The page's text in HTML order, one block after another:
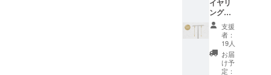
次発送
予定で
す。
ザイン
が変わ
る場合
がござ
いま
す。 ・
送料と
います
こと、
ご了承
くださ
い。 ・
素材
K10・
アコヤ
マルま
で幅広
いコー
ディ
ネート
にあ
い、い
ろんな
ング
（Mom
ent）１
ペア…
クリス
タルが
アクセ
支援
者：
19人
お届
け予
定：